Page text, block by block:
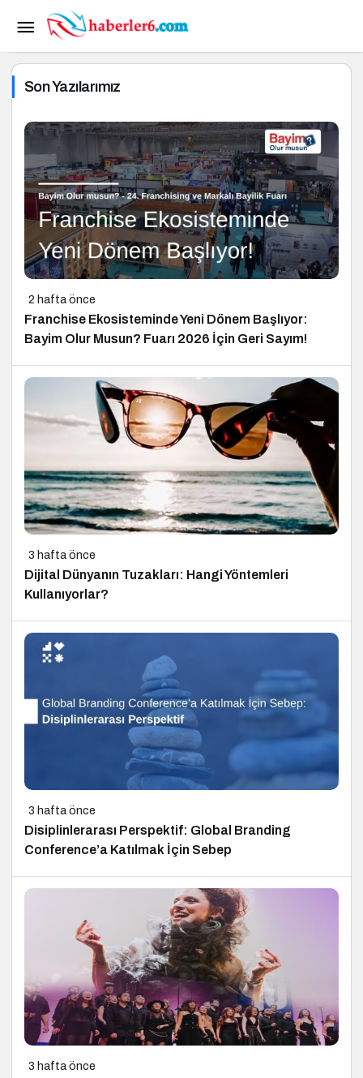
Son Yazılarımız
2 hafta önce
Franchise Ekosisteminde Yeni Dönem Başlıyor:
Bayim Olur Musun? Fuarı 2026 İçin Geri Sayım!
3 hafta önce
Dijital Dünyanın Tuzakları: Hangi Yöntemleri
Kullanıyorlar?
3 hafta önce
Disiplinlerarası Perspektif: Global Branding
Conference’a Katılmak İçin Sebep
3 hafta önce